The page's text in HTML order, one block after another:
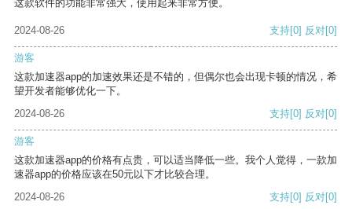
这款软件的功能非常强大，使用起来非常方便。
2024-08-26 支持[0] 反对[0]
游客
这款加速器app的加速效果还是不错的，但偶尔也会出现卡顿的情况，希
望开发者能够优化一下。
2024-08-26
支持[0] 反对[0]
游客
这款加速器app的价格有点贵，可以适当降低一些。我个人觉得，一款加
速器app的价格应该在50元以下才比较合理。
2024-08-26
支持[0] 反对[0]